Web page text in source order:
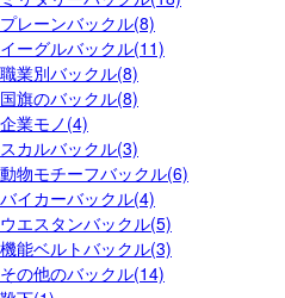
プレーンバックル(8)
イーグルバックル(11)
職業別バックル(8)
国旗のバックル(8)
企業モノ(4)
スカルバックル(3)
動物モチーフバックル(6)
バイカーバックル(4)
ウエスタンバックル(5)
機能ベルトバックル(3)
その他のバックル(14)